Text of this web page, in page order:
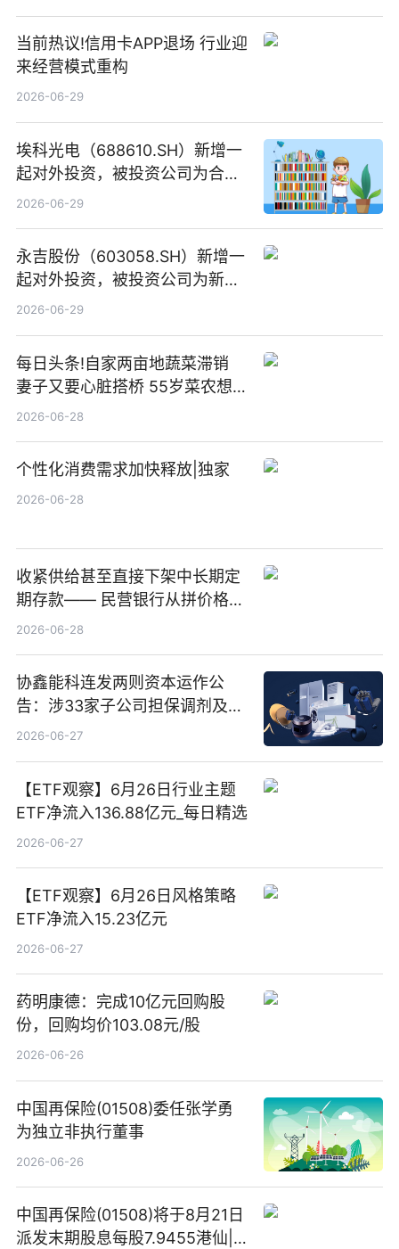
当前热议!信用卡APP退场 行业迎
来经营模式重构
2026-06-29
埃科光电（688610.SH）新增一
起对外投资，被投资公司为合肥
元随信息技术有限公司
2026-06-29
永吉股份（603058.SH）新增一
起对外投资，被投资公司为新绘
纪（重庆）科技有限公司
2026-06-29
每日头条!自家两亩地蔬菜滞销
妻子又要心脏搭桥 55岁菜农想
多卖点菜筹治病钱
2026-06-28
个性化消费需求加快释放|独家
2026-06-28
收紧供给甚至直接下架中长期定
期存款—— 民营银行从拼价格转
向拼服务
2026-06-28
协鑫能科连发两则资本运作公
告：涉33家子公司担保调剂及10
亿元产业基金设立
2026-06-27
【ETF观察】6月26日行业主题
ETF净流入136.88亿元_每日精选
2026-06-27
【ETF观察】6月26日风格策略
ETF净流入15.23亿元
2026-06-27
药明康德：完成10亿元回购股
份，回购均价103.08元/股
2026-06-26
中国再保险(01508)委任张学勇
为独立非执行董事
2026-06-26
中国再保险(01508)将于8月21日
派发末期股息每股7.9455港仙|